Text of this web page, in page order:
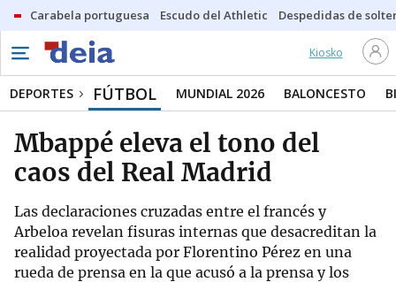
Carabela portuguesa Escudo del Athletic Despedidas de
Kiosko
DEPORTES FÚTBOL MUNDIAL 2026 BALONCESTO
Mbappé eleva el tono del
caos del Real Madrid
Las declaraciones cruzadas entre el francés y
Arbeloa revelan fisuras internas que desacreditan la
realidad proyectada por Florentino Pérez en una
rueda de prensa en la que acusó a la prensa y los